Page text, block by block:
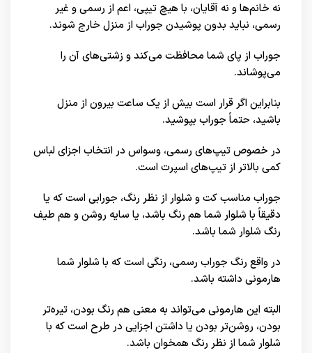
نه خانم‌ها و نه آقایان، با هیچ تیپی، اعم از رسمی و غیر
رسمی، نباید بدون پوشیدن جوراب از منزل خارج شوند.
جوراب از پای شما محافظت می‌کند و زشتی‌های آن را
می‌پوشاند.
بنابراین اگر قرار است بیش از یک ساعت بیرون از منزل
باشید، حتماً جوراب بپوشید.
در خصوص تیپ‌های رسمی، وسواس در انتخاب اجزای لباس
کمی بالاتر از تیپ‌های اسپرت است.
جوراب مناسب کت و شلوار از نظر رنگ، جورابی است که یا
دقیقاً با شلوار شما هم رنگ باشد، یا سایه روشن و هم طیف
رنگ شلوار شما باشد.
در واقع رنگ جوراب رسمی، رنگی است که با شلوار شما
هارمونی داشته باشد.
البته این هارمونی می‌تواند به معنی هم رنگ بودن، تیره‌تر
بودن، روشن‌تر بودن یا داشتن اجزایی در طرح است که با
شلوار شما از نظر رنگ همخوان باشد.